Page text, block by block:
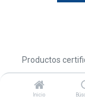
Inicio
Productos